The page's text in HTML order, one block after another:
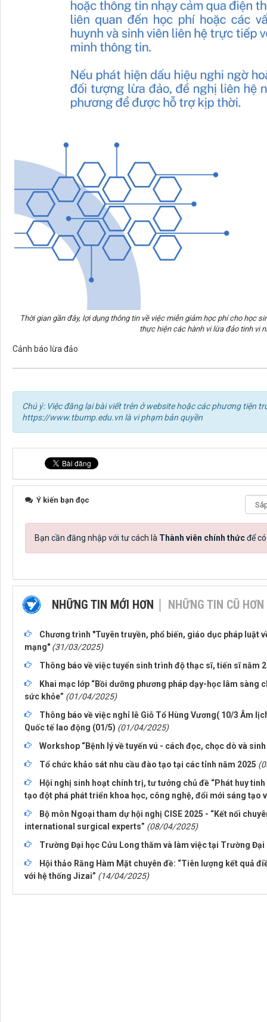
Thời gian gần đây, lợi dụng thông tin về việc miễn giảm học phí cho học
thực hiện các hành vi lừa đảo tinh vi
Cảnh báo lừa đảo
Chú ý: Việc đăng lại bài viết trên ở website hoặc các phương tiện
https://www.tbump.edu.vn là vi phạm bản quyền
Ý kiến bạn đọc
Bạn cần đăng nhập với tư cách là Thành viên chính thứcđể
NHỮNG TIN MỚI HƠN NHỮNG TIN CŨ HƠN
Chương trình "Tuyên truyền, phổ biến, giáo dục pháp luật
mạng" (31/03/2025)
Thông báo về việc tuyển sinh trình độ thạc sĩ, tiến sĩ năm
Khai mạc lớp “Bồi dưỡng phương pháp dạy-học lâm
sức khỏe” (01/04/2025)
Thông báo về việc nghỉ lễ Giỗ Tổ Hùng Vương( 10/3 Âm
Quốc tế lao động (01/5) (01/04/2025)
Workshop “Bệnh lý về tuyến vú - cách đọc, chọc dò và
Tổ chức khảo sát nhu cầu đào tạo tại các tỉnh năm 2025
Hội nghị sinh hoạt chính trị, tư tưởng chủ đề “Phát huy
tạo đột phá phát triển khoa học, công nghệ, đổi mới sáng tạo
Bộ môn Ngoại tham dự hội nghị CISE 2025 - “Kết nối
international surgical experts” (08/04/2025)
Trường Đại học Cửu Long thăm và làm việc tại Trường Đại
Hội thảo Răng Hàm Mặt chuyên đề: “Tiên lượng kết quả
với hệ thống Jizai” (14/04/2025)